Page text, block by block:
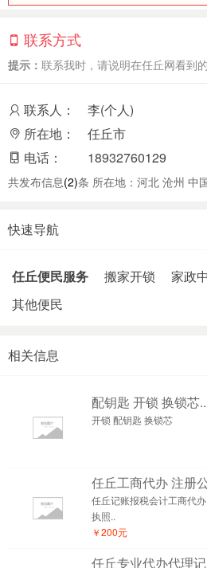
联系方式
提示： 联系我时，请说明在任丘网看到
联系人：
李(个人)
所在地：
任丘市
电话：
18932760129
共发布信息(2)条 所在地：河北 沧州 中
快速导航
任丘便民服务 搬家开锁 家政
其他便民
相关信息
配钥匙 开锁 换锁芯..
开锁 配钥匙 换锁芯
任丘工商代办 注册
任丘记账报税会计工商代
执照..
￥200元
任丘专业代办代理